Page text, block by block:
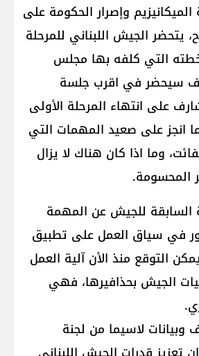
الميكانيزيم وإصرار الحكومة على
يتحضر الجيش اللبناني للمرحلة
خطته التي كلفه بها مجلس
سيحضر في اقرب جلسة
على انتهاء المرحلة الأولى
انجز على صعيد المهمات التي
وما اذا كان هناك لا يزال
المحسومة.
السابقة للجيش عن المهمة
في سياق العمل على تطبيق
التوقع منذ الأن آلية العمل
الجيش بحذافيرها، فهي
لاسيما من لجنة